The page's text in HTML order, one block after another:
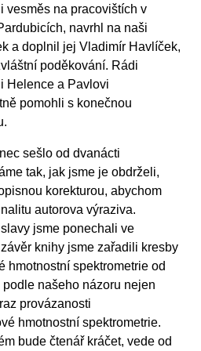
vesměs na pracovištích v
navrhl na naši
a doplnil jej Vladimír Havlíček,
poděkování. Rádi
Helence a Pavlovi
pomohli s konečnou
sešlo od dvanácti
tak, jak jsme je obdrželi,
korekturou, abychom
autorova výraziva.
jsme ponechali ve
knihy jsme zařadili kresby
hmotnostní spektrometrie od
našeho názoru nejen
provázanosti
hmotnostní spektrometrie.
bude čtenář kráčet, vede od